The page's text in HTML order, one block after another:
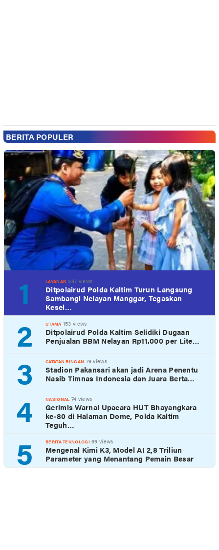
BERITA POPULER
1 LAYANAN 337 views
Ditpolairud Polda Kaltim Turun Langsung
Sambangi Nelayan Manggar, Tegaskan
Kesel…
2 UTAMA 153 views
Ditpolairud Polda Kaltim Selidiki Dugaan
Penjualan BBM Nelayan Rp11.000 per Lite…
3 CATATAN RINGAN 79 views
Stadion Pakansari akan jadi Arena Penentu
Nasib Timnas Indonesia dan Juara Berta…
4 NASIONAL 74 views
Gerimis Warnai Upacara HUT Bhayangkara
ke-80 di Halaman Dome, Polda Kaltim
Teguh…
5 BERITA TEKNOLOGI 69 views
Mengenal Kimi K3, Model AI 2,8 Triliun
Parameter yang Menantang Pemain Besar